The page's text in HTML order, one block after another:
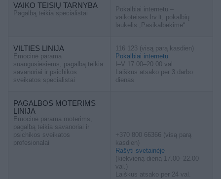
VAIKO TEISIŲ TARNYBA
Pagalbą teikia specialistai
Pokalbiai internetu –
vaikoteises.lrv.lt, pokalbių
laukelis „Pasikalbėkime“
VILTIES LINIJA
Emocinė parama
suaugusiesiems, pagalbą teikia
savanoriai ir psichikos
sveikatos specialistai
116 123 (visą parą kasdien)
Pokalbiai internetu
I–V 17.00–20.00 val.
Laiškus atsako per 3 darbo
dienas
PAGALBOS MOTERIMS
LINIJA
Emocinė parama moterims,
pagalbą teikia savanoriai ir
psichikos sveikatos
profesionalai
+370 800 66366 (visą parą
kasdien)
Rašyti svetainėje
(kiekvieną dieną 17.00–22.00
val.)
Laiškus atsako per 24 val.